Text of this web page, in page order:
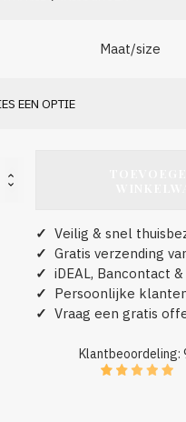
Maat/size
✓ Veilig & snel
✓ Gratis verzending
✓ iDEAL, Bancontact
✓ Persoonlijke
✓ Vraag een gratis
Klantbeoordeling: